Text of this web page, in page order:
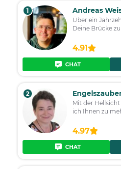
1 Andreas
Über ein
Deine Brücke
4.91
CHAT
2
Mit der
ich Ihnen zu
4.97
CHAT